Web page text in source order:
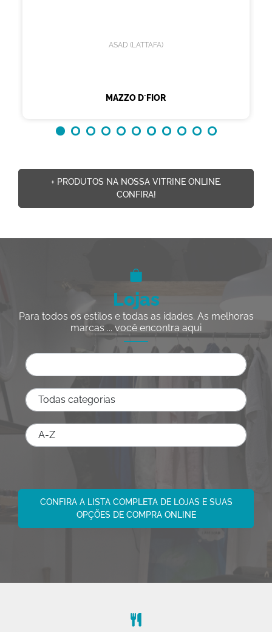
ASAD (LATTAFA)
MAZZO D´FIOR
+ PRODUTOS NA NOSSA VITRINE ONLINE.
CONFIRA!
Lojas
Para todos os estilos e todas as idades. As melhoras
marcas ... você encontra aqui
CONFIRA A LISTA COMPLETA DE LOJAS E SUAS
OPÇÕES DE COMPRA ONLINE